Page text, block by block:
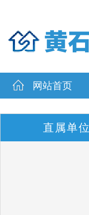
网站首页
直属单位